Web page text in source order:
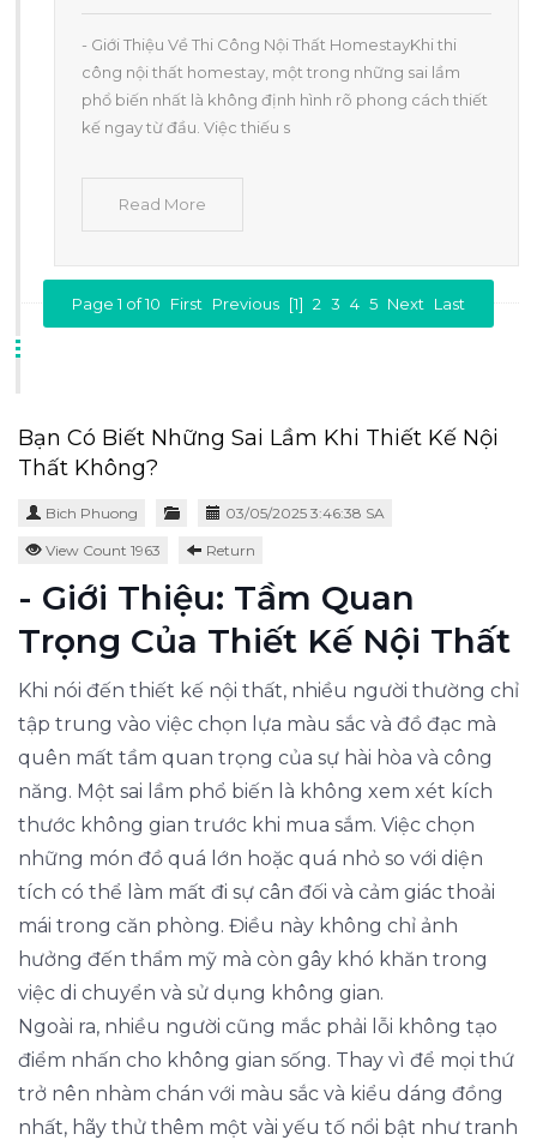
- Giới Thiệu Về Thi Công Nội Thất HomestayKhi thi
công nội thất homestay, một trong những sai lầm
phổ biến nhất là không định hình rõ phong cách thiết
kế ngay từ đầu. Việc thiếu s
Read More
Page 1 of 10 First Previous [1] 2 3 4 5 Next Last
Bạn Có Biết Những Sai Lầm Khi Thiết Kế Nội
Thất Không?
Bich Phuong 03/05/2025 3:46:38 SA
View Count 1963 Return
- Giới Thiệu: Tầm Quan
Trọng Của Thiết Kế Nội Thất
Khi nói đến thiết kế nội thất, nhiều người thường chỉ
tập trung vào việc chọn lựa màu sắc và đồ đạc mà
quên mất tầm quan trọng của sự hài hòa và công
năng. Một sai lầm phổ biến là không xem xét kích
thước không gian trước khi mua sắm. Việc chọn
những món đồ quá lớn hoặc quá nhỏ so với diện
tích có thể làm mất đi sự cân đối và cảm giác thoải
mái trong căn phòng. Điều này không chỉ ảnh
hưởng đến thẩm mỹ mà còn gây khó khăn trong
việc di chuyển và sử dụng không gian.
Ngoài ra, nhiều người cũng mắc phải lỗi không tạo
điểm nhấn cho không gian sống. Thay vì để mọi thứ
trở nên nhàm chán với màu sắc và kiểu dáng đồng
nhất, hãy thử thêm một vài yếu tố nổi bật như tranh